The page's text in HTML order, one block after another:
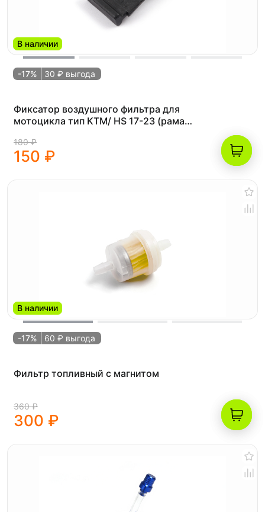
В наличии
-17% 30 ₽ выгода
Фиксатор воздушного фильтра для
мотоцикла тип KTM/ HS 17-23 (рама
180 ₽
150 ₽
В наличии
-17% 60 ₽ выгода
Фильтр топливный с магнитом
360 ₽
300 ₽